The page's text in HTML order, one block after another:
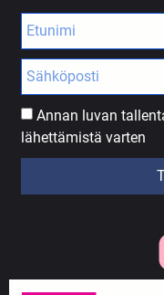
Annan luvan
lähettämistä varten